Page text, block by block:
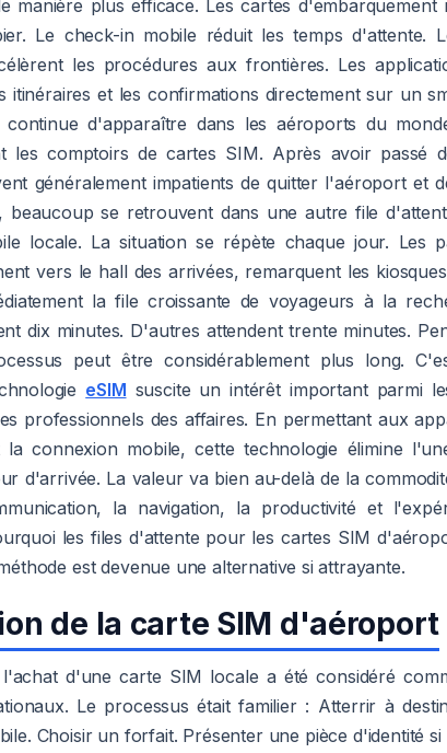
manière plus efficace. Les cartes d'embarquement
Le check-in mobile réduit les temps d'attente.
les procédures aux frontières. Les
itinéraires et les confirmations directement sur un
continue d'apparaître dans les aéroports du
les comptoirs de cartes SIM. Après avoir passé
généralement impatients de quitter l'aéroport et
beaucoup se retrouvent dans une autre file
locale. La situation se répète chaque jour. Les
vers le hall des arrivées, remarquent les
la file croissante de voyageurs à la
dix minutes. D'autres attendent trente minutes.
peut être considérablement plus long.
eSIM suscite un intérêt important parmi
professionnels des affaires. En permettant aux
la connexion mobile, cette technologie élimine
d'arrivée. La valeur va bien au-delà de la
la navigation, la productivité et
les files d'attente pour les cartes SIM
est devenue une alternative si attrayante.
de la carte SIM d'aéroport
d'une carte SIM locale a été considéré
Le processus était familier : Atterrir à
Choisir un forfait. Présenter une pièce d'identité